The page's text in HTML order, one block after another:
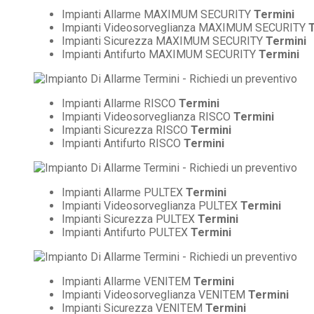
Impianti Allarme MAXIMUM SECURITY Termini
Impianti Videosorveglianza MAXIMUM SECURITY
Impianti Sicurezza MAXIMUM SECURITY Termini
Impianti Antifurto MAXIMUM SECURITY Termini
Impianti Allarme RISCO Termini
Impianti Videosorveglianza RISCO Termini
Impianti Sicurezza RISCO Termini
Impianti Antifurto RISCO Termini
Impianti Allarme PULTEX Termini
Impianti Videosorveglianza PULTEX Termini
Impianti Sicurezza PULTEX Termini
Impianti Antifurto PULTEX Termini
Impianti Allarme VENITEM Termini
Impianti Videosorveglianza VENITEM Termini
Impianti Sicurezza VENITEM Termini